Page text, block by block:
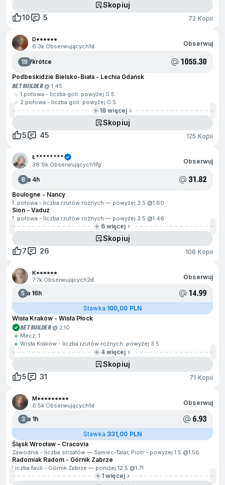
Skopiuj
10
5 72 Kopii
D******
6.3k Obserwujących1d Obserwuj
19Wkrótce 1055.30
Podbeskidzie Bielsko-Biała - Lechia Gdańsk
BET BUILDER@ 1.45
1.połowa - liczba goli: powyżej 0.5
2.połowa - liczba goli: powyżej 0.5
18 więcej
Skopiuj
5
45 125 Kopii
Ł********
38.9k Obserwujących17g Obserwuj
8Za 4h 31.82
Boulogne - Nancy
1. połowa - liczba rzutów rożnych — powyżej 3.5 @1.60
Sion - Vaduz
1. połowa - liczba rzutów rożnych — powyżej 3.5 @1.46
6 więcej
Skopiuj
7
26 108 Kopii
K******
7.7k Obserwujących2d Obserwuj
5Za 16h 14.99
Stawka 100,00 PLN
Wisła Kraków - Wisła Płock
BET BUILDER@ 2.10
Mecz: 1
Wisła Kraków - liczba rzutów rożnych: powyżej 3.5
4 więcej
Skopiuj
5
31 71 Kopii
M*********
6.5k Obserwujących1d Obserwuj
3Za 1h 6.93
Stawka 331,00 PLN
Śląsk Wrocław - Cracovia
Zawodnik - liczba strzałów — Samiec-Talar, Piotr - powyżej 1.5 @1.56
Radomiak Radom - Górnik Zabrze
Liczba fauli - Górnik Zabrze — poniżej 12.5 @1.71
1 więcej